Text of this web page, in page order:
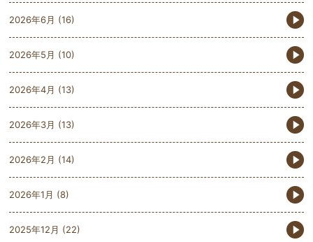
2026年6月 (16)
2026年5月 (10)
2026年4月 (13)
2026年3月 (13)
2026年2月 (14)
2026年1月 (8)
2025年12月 (22)